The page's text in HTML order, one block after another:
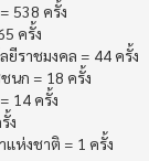
538 ครั้ง
ครั้ง
ยีราชมงคล = 44 ครั้ง
นก = 18 ครั้ง
14 ครั้ง
ง
ห่งชาติ = 1 ครั้ง